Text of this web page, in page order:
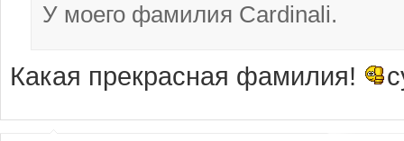
У моего фамилия Cardinali.
Какая прекрасная фамилия!